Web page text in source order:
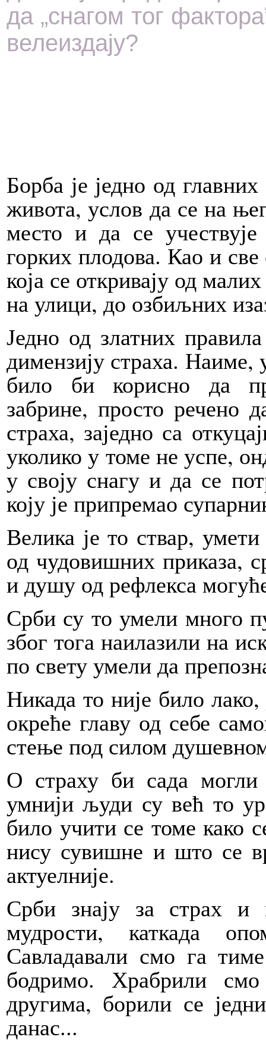
да „снагом тог
велеиздају?
Борба је једно од
живота, услов да се на
место и да се
горких плодова. Као и
која се откривају од
на улици, до озбиљних
Једно од златних
димензију страха. Наиме,
било би корисно да
забрине, просто речено
страха, заједно са
уколико у томе не успе,
у своју снагу и да се
коју је припремао
Велика је то ствар,
од чудовишних приказа,
и душу од рефлекса
Срби су то умели много
због тога наилазили на
по свету умели да
Никада то није било лако,
окреће главу од себе
стење под силом
О страху би сада
умнији људи су већ то
било учити се томе како
нису сувишне и што се
актуелније.
Срби знају за страх
мудрости, каткада
Савладавали смо га
бодримо. Храбрили смо
другима, борили се
данас...